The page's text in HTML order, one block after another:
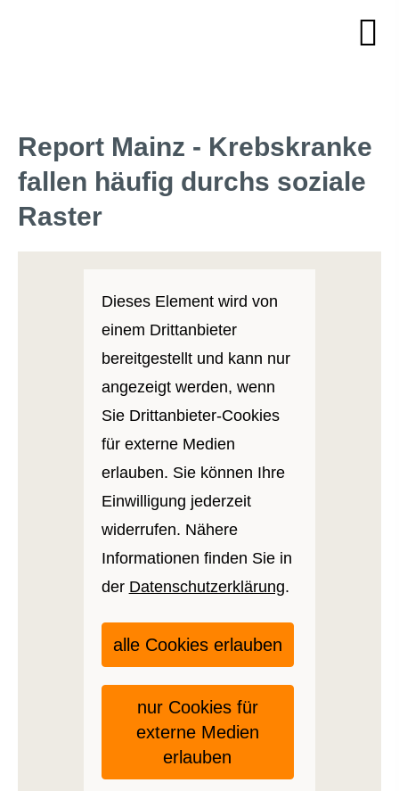
Report Mainz - Krebskranke
fallen häufig durchs soziale
Raster
Dieses Element wird von
einem Drittanbieter
bereitgestellt und kann nur
angezeigt werden, wenn
Sie Drittanbieter-Cookies
für externe Medien
erlauben. Sie können Ihre
Einwilligung jederzeit
widerrufen. Nähere
Informationen finden Sie in
der Datenschutzerklärung.
alle Cookies erlauben
nur Cookies für
externe Medien
erlauben